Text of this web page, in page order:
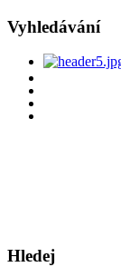
Vyhledávání
Hledej